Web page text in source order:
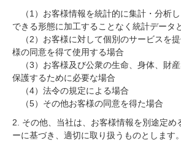
（1）お客様情報を統計的に集計・分析
できる形態に加工することなく統計データ
（2）お客様に対して個別のサービスを
様の同意を得て使用する場合
（3）お客様及び公衆の生命、身体、財
保護するために必要な場合
（4）法令の規定による場合
（5）その他お客様の同意を得た場合
2. その他、当社は、お客様情報を別途定め
ーに基づき、適切に取り扱うものとします。